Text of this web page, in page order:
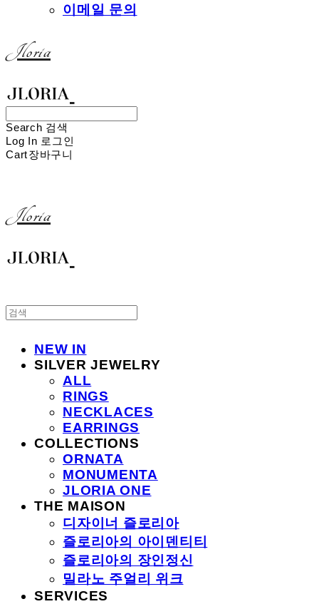
이메일 문의
Jloria
Search 검색
Log In 로그인
Cart장바구니
Jloria
NEW IN
SILVER JEWELRY
ALL
RINGS
NECKLACES
EARRINGS
COLLECTIONS
ORNATA
MONUMENTA
JLORIA ONE
THE MAISON
디자이너 즐로리아
즐로리아의 아이덴티티
즐로리아의 장인정신
밀라노 주얼리 위크
SERVICES